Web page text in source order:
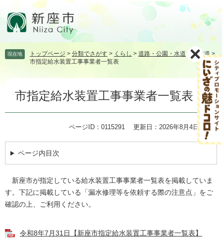
頭飛 現在地 トップページ > 分類でさがす > くらし > 道路・公園・水道 >上水道>
市指定給水装置工事事業者一覧表
市指定給水装置工事事業者一覧表
ページID：0115291 更新日：2026年8月4日更新
ページ内目次
新座市が指定している給水装置工事事業者一覧表を掲載していま
す。下記に掲載している「漏水修理等を依頼する際の注意点」をご
確認の上、ご利用ください。
令和8年7月31日【新座市指定給水装置工事事業者一覧表】